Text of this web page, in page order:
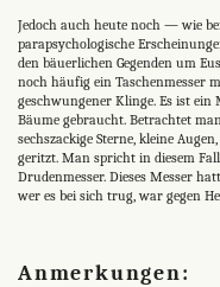
Jedoch auch heute noch — wie
parapsychologische
den bäuerlichen Gegenden um
noch häufig ein Taschenmesser
geschwungener Klinge. Es ist ein
Bäume gebraucht. Betrachtet
sechszackige Sterne, kleine
geritzt. Man spricht in diesem
Drudenmesser. Dieses Messer
wer es bei sich trug, war gegen
Anmerkungen: